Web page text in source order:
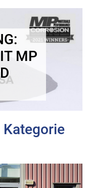
MP
Kategorie